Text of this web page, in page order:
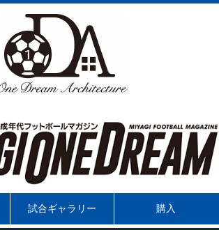
試合ギャラリー 購入